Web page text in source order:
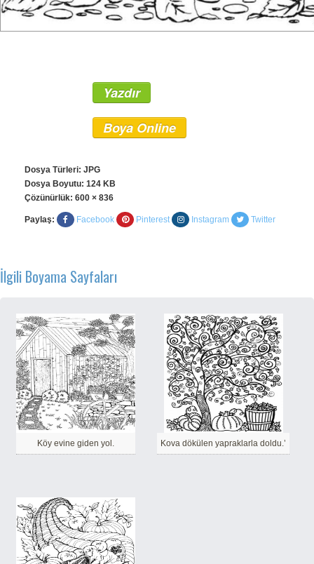
Yazdır
Boya Online
Dosya Türleri: JPG
Dosya Boyutu: 124 KB
Çözünürlük: 600 × 836
Paylaş: Facebook Pinterest Instagram Twitter
İlgili Boyama Sayfaları
Köy evine giden yol. Kova dökülen yapraklarla doldu.’